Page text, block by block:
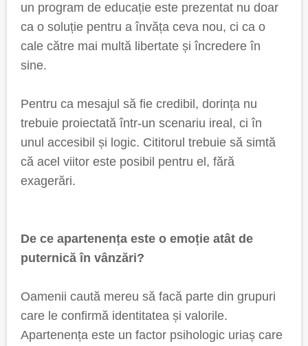
un program de educație este prezentat nu doar
ca o soluție pentru a învăța ceva nou, ci ca o
cale către mai multă libertate și încredere în
sine.
Pentru ca mesajul să fie credibil, dorința nu
trebuie proiectată într-un scenariu ireal, ci în
unul accesibil și logic. Cititorul trebuie să simtă
că acel viitor este posibil pentru el, fără
exagerări.
De ce apartenența este o emoție atât de
puternică în vânzări?
Oamenii caută mereu să facă parte din grupuri
care le confirmă identitatea și valorile.
Apartenența este un factor psihologic uriaș care